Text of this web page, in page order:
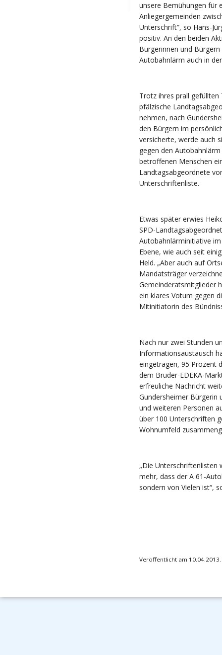
unsere Bemühungen für
Anliegergemeinden
Unterschrift“, so Hans-
positiv. An den beiden
Bürgerinnen und
Autobahnlärm auch in
Trotz ihres prall gefüllten
pfälzische
nehmen, nach
den Bürgern im
versicherte, werde auch
gegen den
betroffenen Menschen
Landtagsabgeordnete
Unterschriftenliste.
Etwas später erwies
SPD-
Autobahnlärminitiative
Ebene, wie auch seit
Held. „Aber auch auf
Mandatsträger
Gemeinderatsmitglieder
ein klares Votum gegen
Mitinitiatorin des
Nach nur zwei Stunden
Informationsaustausch
eingetragen, 95 Prozent
dem Bruder-EDEKA-
erfreuliche Nachricht
Gundersheimer
und weiteren Personen
über 100 Unterschriften
Wohnumfeld
„Die Unterschriftenlisten
mehr, dass der A 61-
sondern von Vielen ist“,
Veröffentlicht am 10.04.2013.